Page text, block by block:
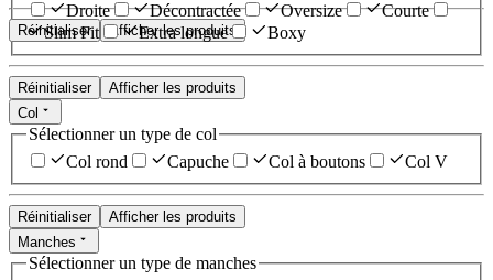
Réinitialiser Afficher les produits
Droite
Décontractée Oversize
Courte
Slim Fit
Extra longue Boxy
Réinitialiser
Afficher les produits
Col
Sélectionner un type de col
Col rond
Capuche Col à boutons Col V
Réinitialiser
Afficher les produits
Manches
Sélectionner un type de manches